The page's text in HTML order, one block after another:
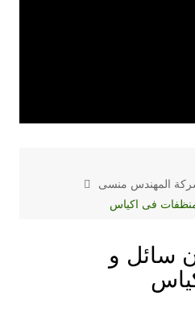
المهندس منسى
فى اكياس
سائل و